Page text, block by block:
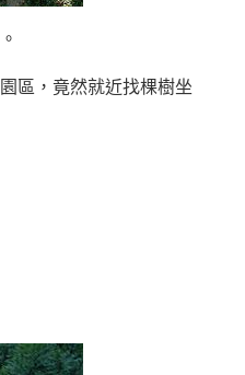
區，竟然就近找棵樹坐